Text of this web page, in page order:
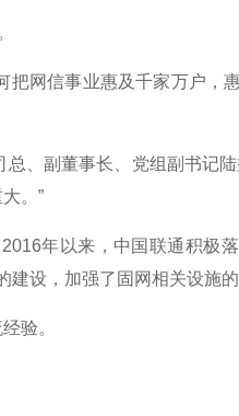
网信事业惠及千家万户，
副董事长、党组副书记陆
。”
年以来，中国联通积极
设，加强了固网相关设施的
验。